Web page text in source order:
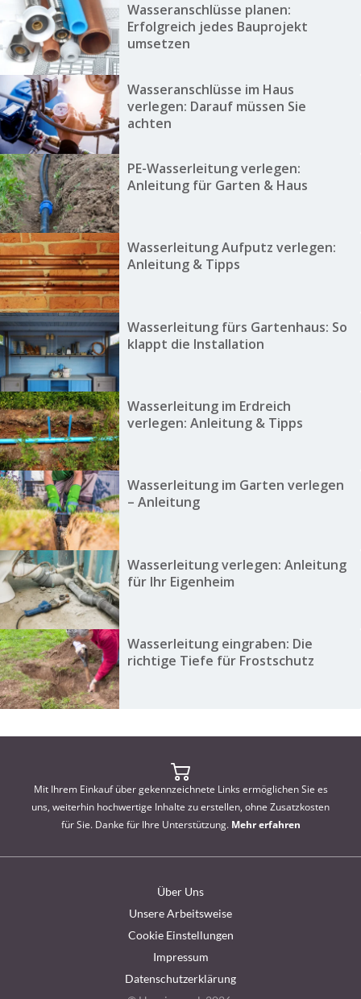
Wasseranschlüsse planen:
Erfolgreich jedes Bauprojekt
umsetzen
Wasseranschlüsse im Haus
verlegen: Darauf müssen Sie
achten
PE-Wasserleitung verlegen:
Anleitung für Garten & Haus
Wasserleitung Aufputz verlegen:
Anleitung & Tipps
Wasserleitung fürs Gartenhaus: So
klappt die Installation
Wasserleitung im Erdreich
verlegen: Anleitung & Tipps
Wasserleitung im Garten verlegen
– Anleitung
Wasserleitung verlegen: Anleitung
für Ihr Eigenheim
Wasserleitung eingraben: Die
richtige Tiefe für Frostschutz
Mit Ihrem Einkauf über gekennzeichnete Links ermöglichen Sie es
uns, weiterhin hochwertige Inhalte zu erstellen, ohne Zusatzkosten
für Sie. Danke für Ihre Unterstützung. Mehr erfahren
Über Uns
Unsere Arbeitsweise
Cookie Einstellungen
Impressum
Datenschutzerklärung